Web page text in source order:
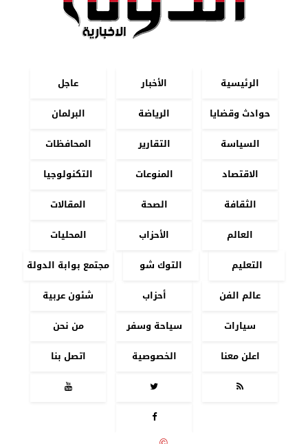
الرئيسية الأخبار
عاجل
حوادث وقضايا
الرياضة
البرلمان
السياسة
التقارير
المحافظات
الاقتصاد
المنوعات
التكنولوجيا
الثقافة
الصحة
المقالات
العالم
الأحزاب
المحليات
التعليم
التوك شو
مجتمع بوابة الدولة
عالم الفن
أحزاب
شئون عربية
سيارات
سياحة وسفر
من نحن
اعلن معنا
الخصوصية
اتصل بنا



